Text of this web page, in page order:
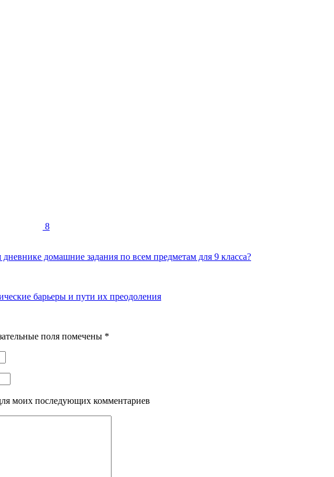
8
домашние задания по всем предметам для 9 класса?
барьеры и пути их преодоления
поля помечены *
моих последующих комментариев